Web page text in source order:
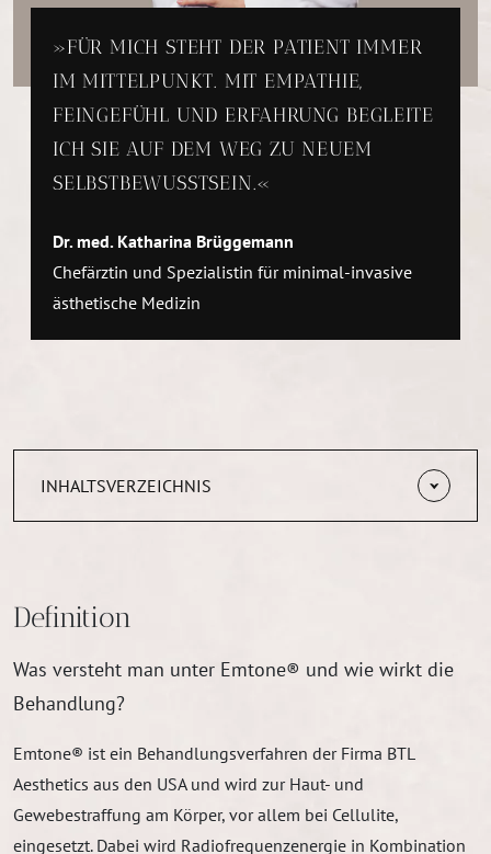
FÜR MICH STEHT DER PATIENT IMMER
IM MITTELPUNKT. MIT EMPATHIE,
FEINGEFÜHL UND ERFAHRUNG BEGLEITE
ICH SIE AUF DEM WEG ZU NEUEM
SELBSTBEWUSSTSEIN.
Dr. med. Katharina Brüggemann
Chefärztin und Spezialistin für minimal-invasive
ästhetische Medizin
INHALTSVERZEICHNIS
Definition
Was versteht man unter Emtone® und wie wirkt die
Behandlung?
Emtone® ist ein Behandlungsverfahren der Firma BTL
Aesthetics aus den USA und wird zur Haut- und
Gewebestraffung am Körper, vor allem bei Cellulite,
eingesetzt. Dabei wird Radiofrequenzenergie in Kombination